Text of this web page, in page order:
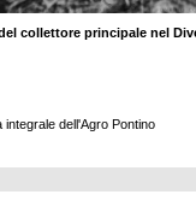
collettore principale nel
integrale dell'Agro Pontino